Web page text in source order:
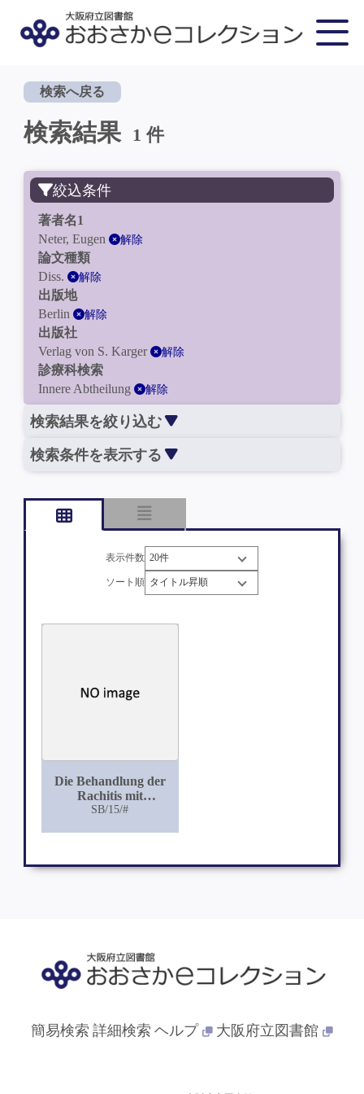
検索へ戻る
検索結果 1 件
絞込条件
著者名1
Neter, Eugen
解除
論文種類
Diss.
解除
出版地
Berlin
解除
出版社
Verlag von S. Karger
解除
診療科検索
Innere Abtheilung
解除
検索結果を絞り込む
検索条件を表示する
表示件数
ソート順
Die Behandlung der
Rachitis mit
Nebennierensubstanz
SB/15/#
簡易検索 詳細検索 ヘルプ 大阪府立図書館